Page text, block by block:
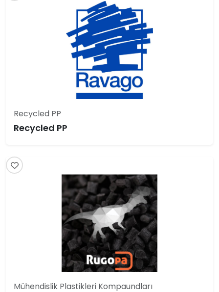
Recycled PP
Recycled PP
Mühendislik Plastikleri Kompaundları